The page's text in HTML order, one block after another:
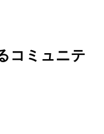
コミュニテ